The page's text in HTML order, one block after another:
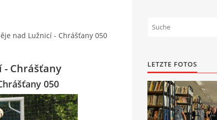
nad Lužnicí - Chrášťany 050
- Chrášťany
050
LETZTE FOTOS